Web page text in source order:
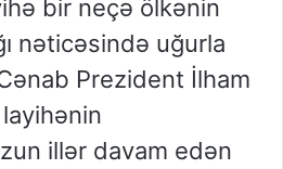
bir neçə ölkənin
nəticəsində uğurla
Prezident İlham
illər davam edən